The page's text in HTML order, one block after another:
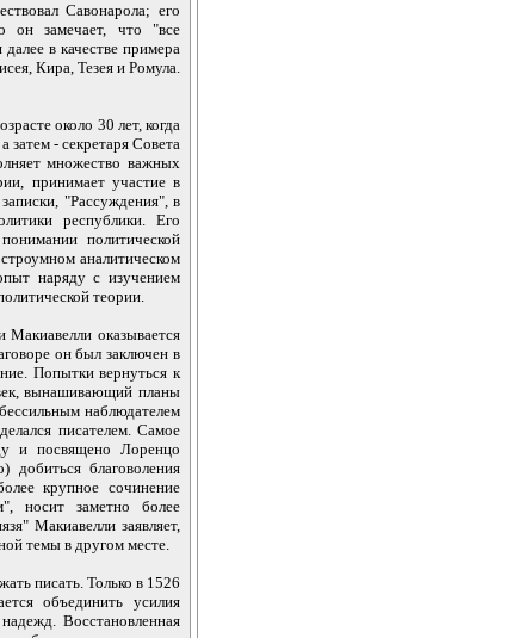
Савонарола; его
он замечает, что "все
в качестве примера
Кира, Тезея и Ромула.
около 30 лет, когда
затем - секретаря Совета
множество важных
принимает участие в
"Рассуждения", в
республики. Его
политической
аналитическом
наряду с изучением
теории.
Макиавелли оказывается
он был заключен в
Попытки вернуться к
вынашивающий планы
наблюдателем
писателем. Самое
и посвящено Лоренцо
добиться благоволения
крупное сочинение
носит заметно более
Макиавелли заявляет,
темы в другом месте.
писать. Только в 1526
объединить усилия
Восстановленная